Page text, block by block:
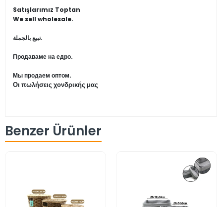
Satışlarımız Toptan
We sell wholesale.
نبيع بالجملة.
Продаваме на едро.
Мы продаем оптом.
Οι πωλήσεις χονδρικής μας
Benzer Ürünler